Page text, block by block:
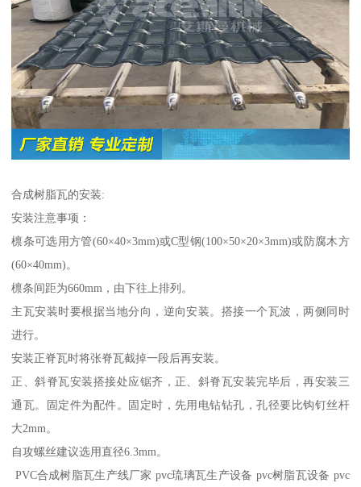
合成树脂瓦的安装:
安装注意事项：
檩条可选用方管(60×40×3mm)或C型钢(100×50×20×3mm)或防腐木方
(60×40mm)。
檩条间距为660mm，由下往上排列。
主瓦安装时要根据当地分向，逆向安装。搭接一个瓦波，两侧同时
进行。
安装正脊瓦时将张脊瓦截掉一段后再安装。
正、斜脊瓦安装搭接处应锯齐，正、斜脊瓦安装完毕后，再安装三
通瓦。固定件为配件。固定时，先用电钻钻孔，孔径要比钩钉丝杆
大2mm。
自攻螺丝建议选用直径6.3mm。
PVC合成树脂瓦生产线厂家 pvc琉璃瓦生产设备 pvc树脂瓦设备 pvc